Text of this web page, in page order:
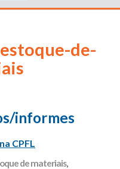
estoque-de-
informes
CPFL
de materiais,